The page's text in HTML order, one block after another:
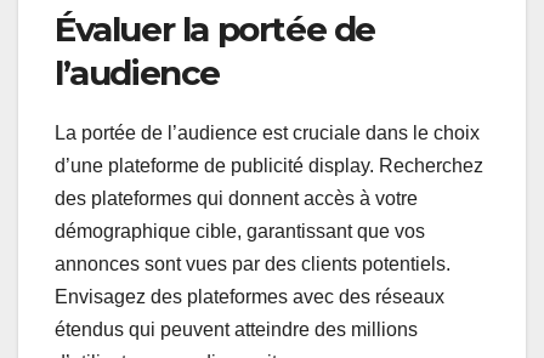
Évaluer la portée de
l’audience
La portée de l’audience est cruciale dans le choix
d’une plateforme de publicité display. Recherchez
des plateformes qui donnent accès à votre
démographique cible, garantissant que vos
annonces sont vues par des clients potentiels.
Envisagez des plateformes avec des réseaux
étendus qui peuvent atteindre des millions